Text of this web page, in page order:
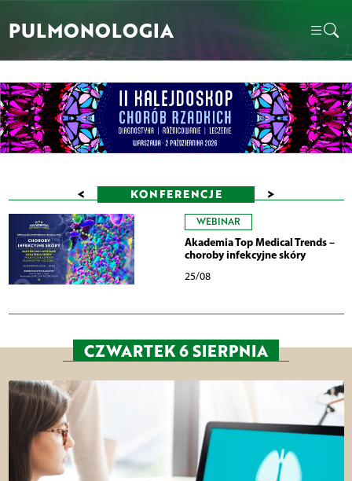
PULMONOLOGIA
< KONFERENCJE >
WEBINAR
Akademia Top Medical Trends –
choroby infekcyjne skóry
25/08
CZWARTEK 6 SIERPNIA